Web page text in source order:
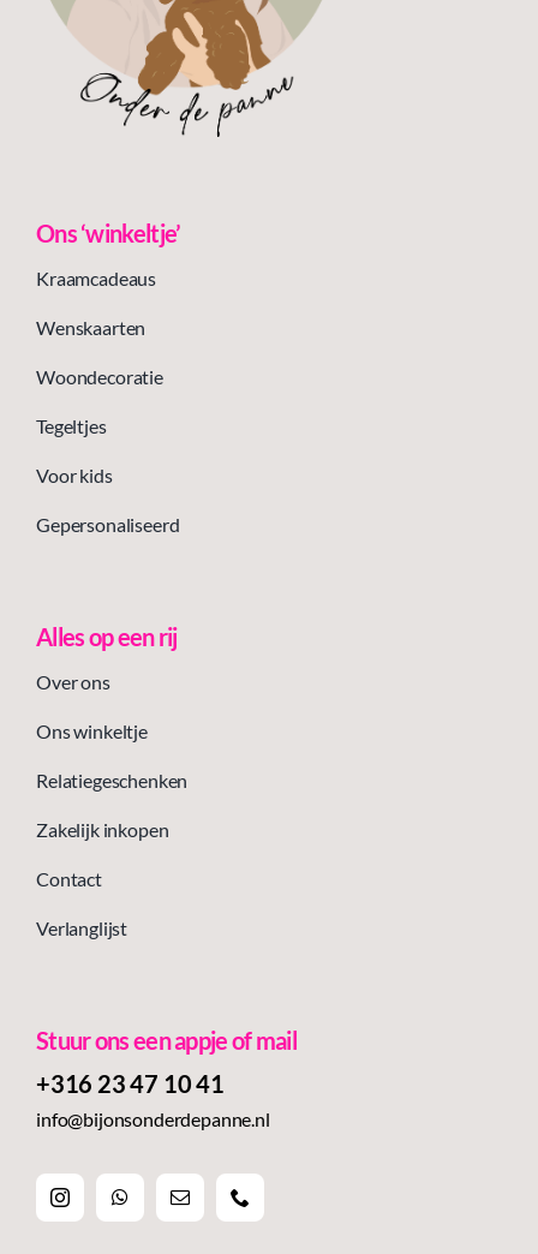
Ons ‘winkeltje’
Kraamcadeaus
Wenskaarten
Woondecoratie
Tegeltjes
Voor kids
Gepersonaliseerd
Alles op een rij
Over ons
Ons winkeltje
Relatiegeschenken
Zakelijk inkopen
Contact
Verlanglijst
Stuur ons een appje of mail
+316 23 47 10 41‬
info@bijonsonderdepanne.nl